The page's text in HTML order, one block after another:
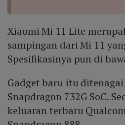
Xiaomi Mi 11 Lite
sampingan dari Mi 11
Spesifikasinya pun di
Gadget baru itu
Snapdragon 732G SoC.
keluaran terbaru